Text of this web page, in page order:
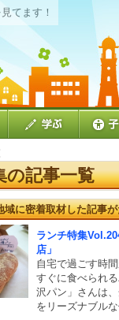
見てます！
の記事一覧
域に密着取材した記事
ランチ特集
店」
自宅で過ごす時
すぐに食べられ
沢パン」さんは
をリーズナブル